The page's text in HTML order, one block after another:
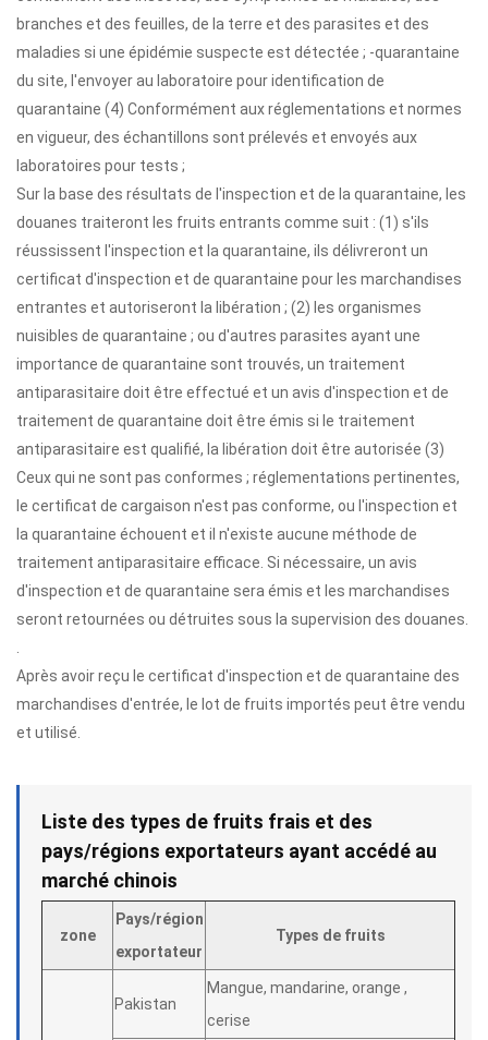
branches et des feuilles, de la terre et des parasites et des
maladies si une épidémie suspecte est détectée ; -quarantaine
du site, l'envoyer au laboratoire pour identification de
quarantaine (4) Conformément aux réglementations et normes
en vigueur, des échantillons sont prélevés et envoyés aux
laboratoires pour tests ;
Sur la base des résultats de l'inspection et de la quarantaine, les
douanes traiteront les fruits entrants comme suit : (1) s'ils
réussissent l'inspection et la quarantaine, ils délivreront un
certificat d'inspection et de quarantaine pour les marchandises
entrantes et autoriseront la libération ; (2) les organismes
nuisibles de quarantaine ; ou d'autres parasites ayant une
importance de quarantaine sont trouvés, un traitement
antiparasitaire doit être effectué et un avis d'inspection et de
traitement de quarantaine doit être émis si le traitement
antiparasitaire est qualifié, la libération doit être autorisée (3)
Ceux qui ne sont pas conformes ; réglementations pertinentes,
le certificat de cargaison n'est pas conforme, ou l'inspection et
la quarantaine échouent et il n'existe aucune méthode de
traitement antiparasitaire efficace. Si nécessaire, un avis
d'inspection et de quarantaine sera émis et les marchandises
seront retournées ou détruites sous la supervision des douanes.
Après avoir reçu le certificat d'inspection et de quarantaine des
marchandises d'entrée, le lot de fruits importés peut être vendu
et utilisé.
Liste des types de fruits frais et des
pays/régions exportateurs ayant accédé au
marché chinois
zone
Pays/région
exportateur
Types de fruits
Pakistan
Mangue, mandarine, orange ,
cerise